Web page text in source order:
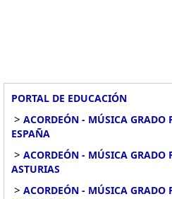
PORTAL DE EDUCACIÓN
> ACORDEÓN - MÚSICA GRADO
ESPAÑA
> ACORDEÓN - MÚSICA GRADO
ASTURIAS
> ACORDEÓN - MÚSICA GRADO